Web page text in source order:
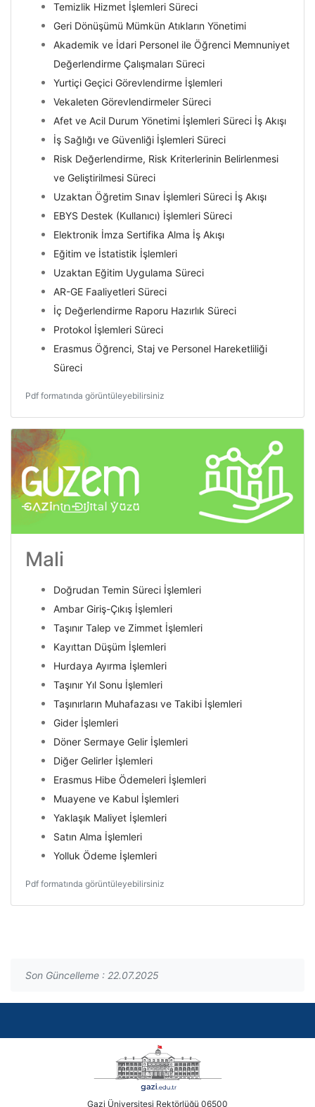
Temizlik Hizmet İşlemleri Süreci
Geri Dönüşümü Mümkün Atıkların Yönetimi
Akademik ve İdari Personel ile Öğrenci Memnuniyet
Değerlendirme Çalışmaları Süreci
Yurtiçi Geçici Görevlendirme İşlemleri
Vekaleten Görevlendirmeler Süreci
Afet ve Acil Durum Yönetimi İşlemleri Süreci İş Akışı
İş Sağlığı ve Güvenliği İşlemleri Süreci
Risk Değerlendirme, Risk Kriterlerinin Belirlenmesi
ve Geliştirilmesi Süreci
Uzaktan Öğretim Sınav İşlemleri Süreci İş Akışı
EBYS Destek (Kullanıcı) İşlemleri Süreci
Elektronik İmza Sertifika Alma İş Akışı
Eğitim ve İstatistik İşlemleri
Uzaktan Eğitim Uygulama Süreci
AR-GE Faaliyetleri Süreci
İç Değerlendirme Raporu Hazırlık Süreci
Protokol İşlemleri Süreci
Erasmus Öğrenci, Staj ve Personel Hareketliliği
Süreci
Pdf formatında görüntüleyebilirsiniz
Mali
Doğrudan Temin Süreci İşlemleri
Ambar Giriş-Çıkış İşlemleri
Taşınır Talep ve Zimmet İşlemleri
Kayıttan Düşüm İşlemleri
Hurdaya Ayırma İşlemleri
Taşınır Yıl Sonu İşlemleri
Taşınırların Muhafazası ve Takibi İşlemleri
Gider İşlemleri
Döner Sermaye Gelir İşlemleri
Diğer Gelirler İşlemleri
Erasmus Hibe Ödemeleri İşlemleri
Muayene ve Kabul İşlemleri
Yaklaşık Maliyet İşlemleri
Satın Alma İşlemleri
Yolluk Ödeme İşlemleri
Pdf formatında görüntüleyebilirsiniz
Son Güncelleme : 22.07.2025
Gazi Üniversitesi Rektörlüğü 06500